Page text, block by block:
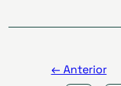
de
← Anterior